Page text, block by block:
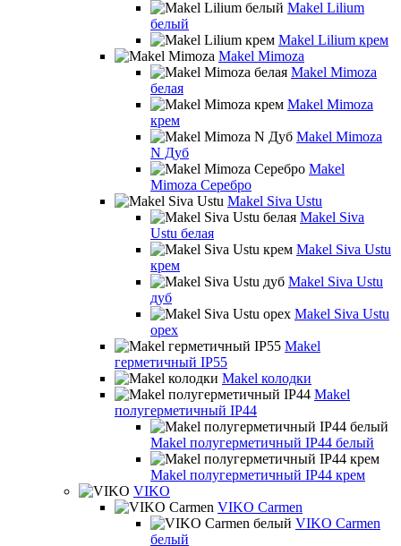
Makel Lilium
белый
Makel Lilium крем
Makel Mimoza
Makel Mimoza
белая
Makel Mimoza
крем
Makel Mimoza
N Дуб
Makel
Mimoza Серебро
Makel Siva Ustu
Makel Siva
Ustu белая
Makel Siva Ustu
крем
Makel Siva Ustu
дуб
Makel Siva Ustu
орех
Makel
герметичный IP55
Makel колодки
Makel
полугерметичный IP44
Makel полугерметичный IP44 белый
Makel полугерметичный IP44 крем
VIKO
VIKO Carmen
VIKO Carmen
белый